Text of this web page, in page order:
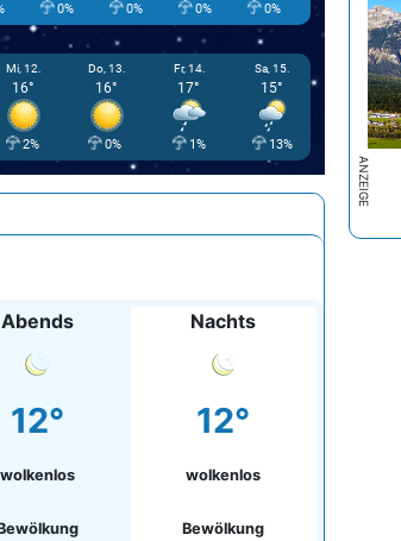
0% 0% 0% 0%
Mi, 12.
16°
2%
Do, 13.
16°
0%
Fr, 14.
17°
1%
Sa, 15.
15°
13%
Abends
12°
wolkenlos
Nachts
12°
wolkenlos
Bewölkung